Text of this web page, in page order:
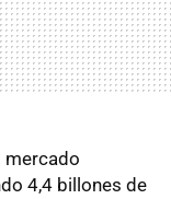
mercado
4,4 billones de